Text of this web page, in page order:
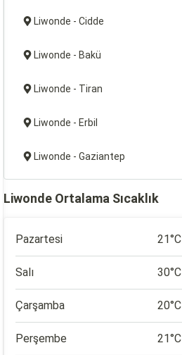
Liwonde - Cidde
Liwonde - Bakü
Liwonde - Tiran
Liwonde - Erbil
Liwonde - Gaziantep
Liwonde Ortalama Sıcaklık
Pazartesi 21°C
Salı 30°C
Çarşamba 20°C
Perşembe 21°C